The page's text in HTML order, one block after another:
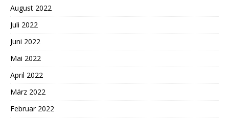
August 2022
Juli 2022
Juni 2022
Mai 2022
April 2022
März 2022
Februar 2022